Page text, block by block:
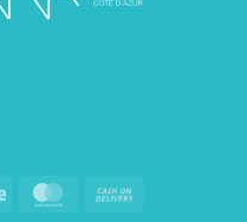
Stripe MasterCard